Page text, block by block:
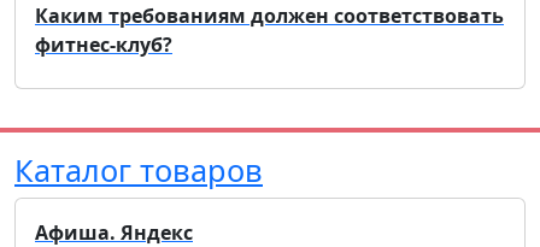
Каким требованиям должен соответствовать
фитнес-клуб?
Каталог товаров
Афиша. Яндекс